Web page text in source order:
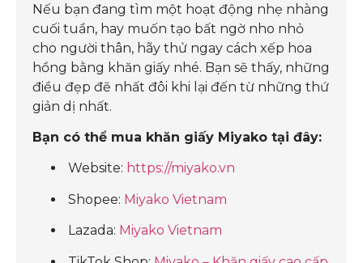
Nếu bạn đang tìm một hoạt động nhẹ nhàng
cuối tuần, hay muốn tạo bất ngờ nho nhỏ
cho người thân, hãy thử ngay cách xếp hoa
hồng bằng khăn giấy nhé. Bạn sẽ thấy, những
điều đẹp đẽ nhất đôi khi lại đến từ những thứ
giản dị nhất.
Bạn có thể mua khăn giấy Miyako tại đây:
Website: https://miyako.vn
Shopee: Miyako Vietnam
Lazada: Miyako Vietnam